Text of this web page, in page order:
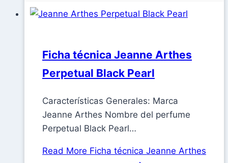
Ficha técnica Jeanne Arthes
Perpetual Black Pearl
Características Generales: Marca
Jeanne Arthes Nombre del perfume
Perpetual Black Pearl…
Read More Ficha técnica Jeanne Arthes